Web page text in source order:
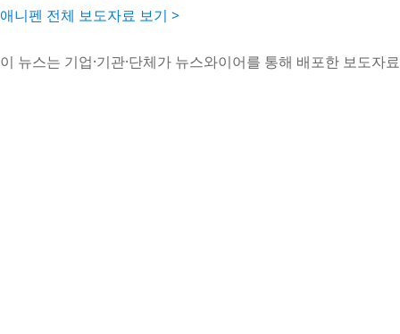
애니펜 전체 보도자료 보기 >
이 뉴스는 기업·기관·단체가 뉴스와이어를 통해 배포한 보도자